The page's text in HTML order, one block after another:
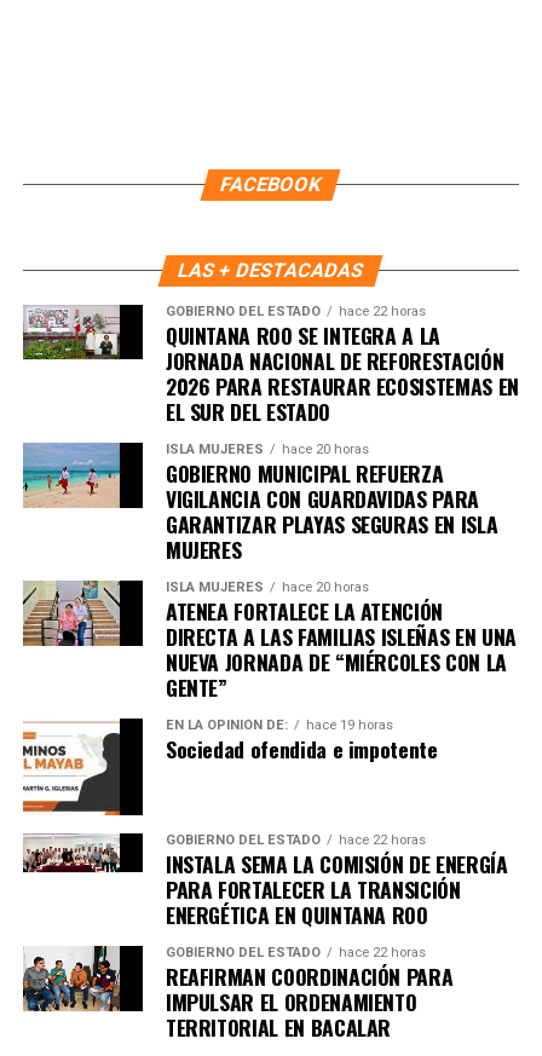
Recibe las noticias al instante
Únete al canal oficial de WhatsApp de
Quinto Podery recibe las noticias más
importantes de Quintana Roo directamente
en tu teléfono.
Unirme al canal de WhatsApp
FACEBOOK
LAS + DESTACADAS
GOBIERNO DEL ESTADO hace 22 horas
QUINTANA ROO SE INTEGRA A LA
JORNADA NACIONAL DE REFORESTACIÓN
2026 PARA RESTAURAR ECOSISTEMAS EN
EL SUR DEL ESTADO
ISLA MUJERES hace 20 horas
GOBIERNO MUNICIPAL REFUERZA
VIGILANCIA CON GUARDAVIDAS PARA
GARANTIZAR PLAYAS SEGURAS EN ISLA
MUJERES
ISLA MUJERES hace 20 horas
ATENEA FORTALECE LA ATENCIÓN
DIRECTA A LAS FAMILIAS ISLEÑAS EN UNA
NUEVA JORNADA DE “MIÉRCOLES CON LA
GENTE”
EN LA OPINIÓN DE: hace 19 horas
Sociedad ofendida e impotente
GOBIERNO DEL ESTADO hace 22 horas
INSTALA SEMA LA COMISIÓN DE ENERGÍA
PARA FORTALECER LA TRANSICIÓN
ENERGÉTICA EN QUINTANA ROO
GOBIERNO DEL ESTADO hace 22 horas
REAFIRMAN COORDINACIÓN PARA
IMPULSAR EL ORDENAMIENTO
TERRITORIAL EN BACALAR